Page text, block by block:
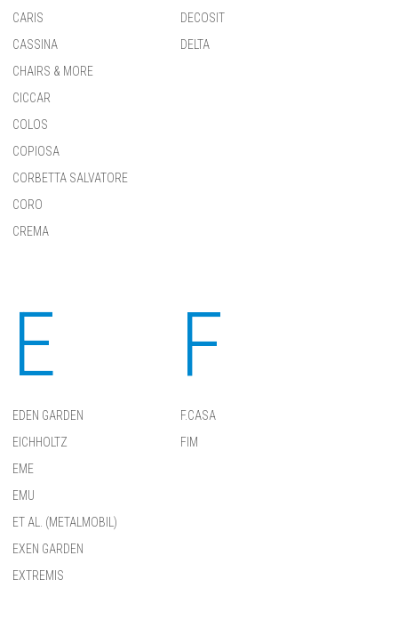
CARIS
CASSINA
CHAIRS & MORE
CICCAR
COLOS
COPIOSA
CORBETTA SALVATORE
CORO
CREMA
DECOSIT
DELTA
E
EDEN GARDEN
EICHHOLTZ
EME
EMU
ET AL. (METALMOBIL)
EXEN GARDEN
EXTREMIS
F
F.CASA
FIM